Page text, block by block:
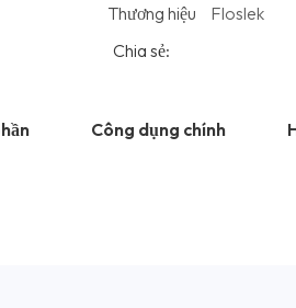
Thương hiệu
Floslek
Chia sẻ:
Công dụng chính